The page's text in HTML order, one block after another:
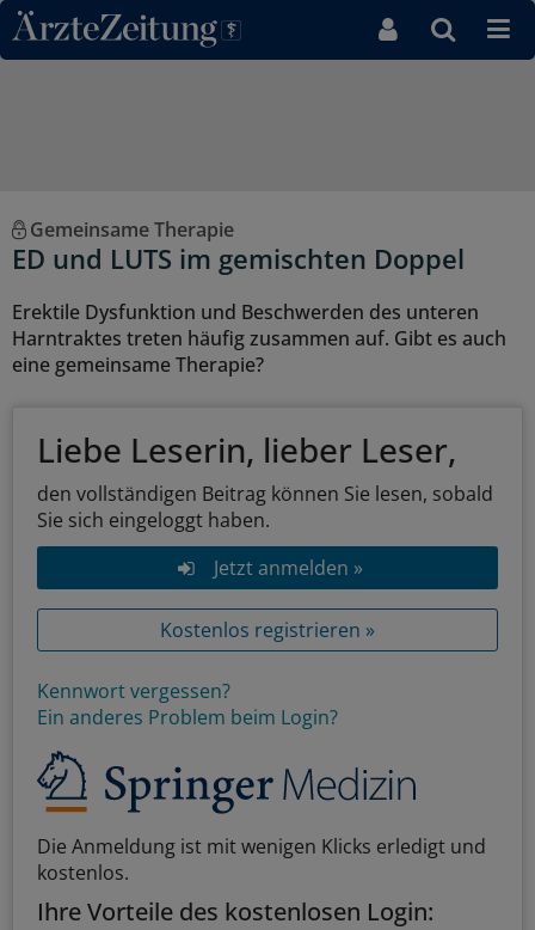
Direkt zum Inhaltsbereich
Gemeinsame Therapie
ED und LUTS im gemischten Doppel
Erektile Dysfunktion und Beschwerden des unteren
Harntraktes treten häufig zusammen auf. Gibt es auch
eine gemeinsame Therapie?
Liebe Leserin, lieber Leser,
den vollständigen Beitrag können Sie lesen, sobald
Sie sich eingeloggt haben.
Jetzt anmelden »
Kostenlos registrieren »
Kennwort vergessen?
Ein anderes Problem beim Login?
Die Anmeldung ist mit wenigen Klicks erledigt und
kostenlos.
Ihre Vorteile des kostenlosen Login: